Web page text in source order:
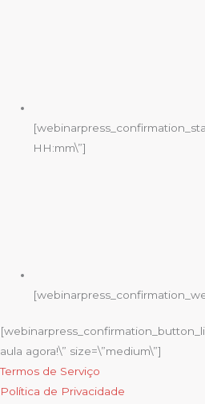
HH:mm\”]
aula agora!\” size=\”medium\”]
Termos de Serviço
Política de Privacidade